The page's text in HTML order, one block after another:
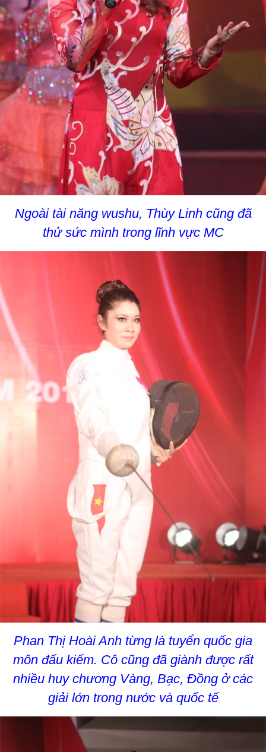
Ngoài tài năng wushu, Thùy Linh cũng đã
thử sức mình trong lĩnh vực MC
Phan Thị Hoài Anh từng là tuyển quốc gia
môn đấu kiếm. Cô cũng đã giành được rất
nhiều huy chương Vàng, Bạc, Đồng ở các
giải lớn trong nước và quốc tế